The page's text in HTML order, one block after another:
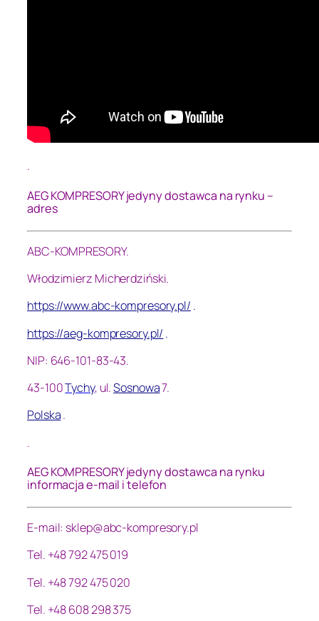
.
AEG KOMPRESORY jedyny dostawca na rynku –
adres
ABC-KOMPRESORY.
Włodzimierz Micherdziński.
https://www.abc-kompresory.pl/ .
https://aeg-kompresory.pl/ .
NIP: 646-101-83-43.
43-100Tychy, ul.Sosnowa7.
Polska.
.
AEG KOMPRESORY jedyny dostawca na rynku
informacja e-mail i telefon
E-mail: sklep@abc-kompresory.pl
Tel. +48 792 475 019
Tel. +48 792 475 020
Tel. +48 608 298 375